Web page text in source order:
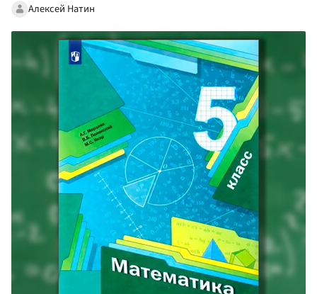
Алексей Натин